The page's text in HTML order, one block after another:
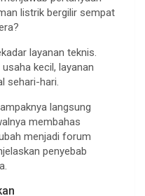
listrik bergilir sempat
layanan teknis.
kecil, layanan
sehari-hari.
langsung
membahas
menjadi forum
penyebab